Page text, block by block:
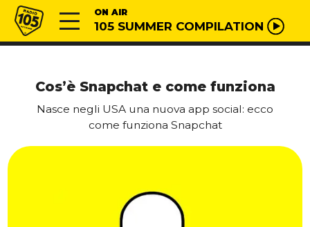
Vai al contenuto
Radio 105 ON AIR
105 SUMMER COMPILATION
Cos’è Snapchat e come funziona
Nasce negli USA una nuova app social: ecco
come funziona Snapchat